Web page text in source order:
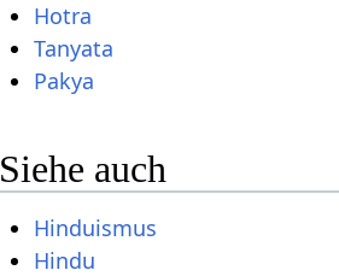
Hotra
Tanyata
Pakya
Siehe auch
Hinduismus
Hindu